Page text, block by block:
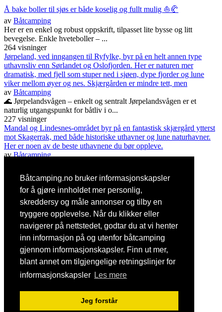
Båtcamping.no bruker informasjonskapsler
for å gjøre innholdet mer personlig,
skreddersy og måle annonser og tilby en
tryggere opplevelse. Når du klikker eller
navigerer på nettstedet, godtar du at vi henter
inn informasjon på og utenfor båtcamping
gjennom informasjonskapsler. Finn ut mer,
blant annet om tilgjengelige retningslinjer for
informasjonskapsler Les mere
Jeg forstår
Å bake boller til sjøs er både koselig og fullt mulig ⛵🥐
av Båtcamping
Her er en enkel og robust oppskrift, tilpasset lite bysse og litt
bevegelse. Enkle hveteboller – ...
264 visninger
Jørpeland, ved inngangen til Ryfylke, byr på en helt annen type
uthavnsliv enn Sørlandet og Oslofjorden. Her er naturen mer
dramatisk, med fjell som stuper ned i sjøen, dype fjorder og lune
viker mellom øyer og nes. Skjærgården er mindre tett, men
av Båtcamping
🌊 Jørpelandsvågen – enkelt og sentralt Jørpelandsvågen er et
naturlig utgangspunkt for båtliv i o...
227 visninger
Mandal og Lindesnes-området byr på en fantastisk skjærgård ytterst
mot Skagerrak, med både historiske uthavner og lune naturhavner.
Her er noen av de beste uthavnene du bør oppleve.
avBåtcamping
populære områdene utenfor Mandal. Her...
199 visninger
Populære søkeord
gjestehavn
sandvika
utsira
fedje
ulvik
Oppdatert 1 August, 2026
Betingelser for bruk